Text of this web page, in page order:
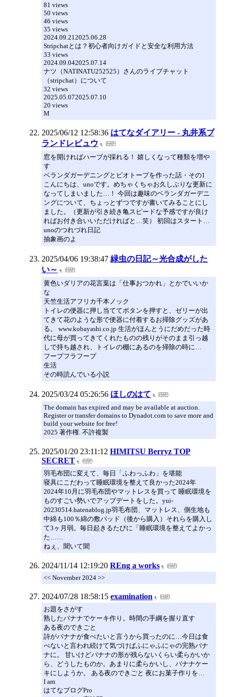
81 views
50 views
46 views
35 views
2024.09.212025.06.28
Stripchatとは？初心者向けガイドと安全な利用方法
33 views
2024.09.042025.07.14
ナツ（NATINATU252525）さんのライブチャット
（stripchat）について
32 views
2025.05.072025.07.10
20 views
M
2025/06/12 12:58:36 はてなダイアリー - 丸井系ブ
ランドレビュウ
窓を開ければハーブが採れる！ 嬉しくなって種類を増や
す
ベランダガーデニングとビオトープを作った話・その1
こんにちは、unoです。めちゃくちゃお久しぶりな更新に
なってしまいました…！ 今回は趣味のベランダガーデニ
ングについて、ちょっとずつですが書いてみることにし
ました。（更新が引き続き亀スピードな予感ですが良け
ればお付き合いいただければと…笑） 初回はスタート…
unoのつれづれ日記
抽象画のよ
2025/04/06 19:38:47 緑虫の日記～光合成がした
い～
黄色いダリアの花言葉は「仕事おつかれ」とかでいいか
な
天竺生活アフリカ千本ノック
トイレの便器に押し当ててボタンを押すと、ゼリーが出
てきて花のような形で便器に付着するお掃除グッズがあ
る。 www.kobayashi.co.jp 生活がほんとうにだめだった時
代に母が買ってきてくれたものの残りがそのまま引っ越
しで持ち越され、トイレの棚にあるのを掃除の時に…
フープフラフープ
生活
その時読んでいる小説
2025/03/24 05:26:56 ほしのはて
The domain has expired and may be available at auction.
Register or transfer domains to Dynadot.com to save more and
build your website for free!
2025 著作権. 不許複製
2025/01/20 23:11:12 HIMITSU Berryz TOP
SECRET
羽毛布団に変えて、毎日「ふわっふわ」を堪能
寝具にこだわって睡眠環境を整えて良かった2024年
2024年10月に羽毛布団やマットレスを買って 睡眠環境を
ものすごい勢いでアップデートをした。yui-
20230514.hatenablog.jp羽毛布団、マットレス、側生地も
中綿も100％綿の敷パッド（後から購入）それらを購入し
て3ヶ月弱。毎日起きるたびに「睡眠環境を整えてよかっ
た……
ねぇ、聞いて聞
2024/11/14 12:19:20 REng a works
<< November 2024 >>
2024/07/28 18:58:15 examination
お題をさがす
熟したバナナでケーキ作り。時間の手綱を握り直す
ある夜のできごと
詩がバナナが食べたいと言うから買ったのに…今日は食
べないと言われ続けて気づけばふにゃふにゃの完熟バナ
ナに。 甘いけどバナナの形が残らないくらい柔らかいか
ら、どうしたものか。あまりに柔らかいし、バナナケー
キにしようか。 ある夜のできごと 夜にお菓子作りを…
I am
はてなブログPro